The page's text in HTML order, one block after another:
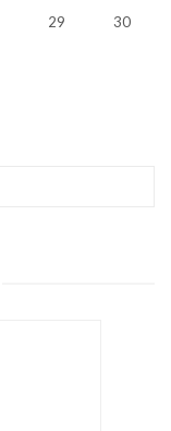
29
30